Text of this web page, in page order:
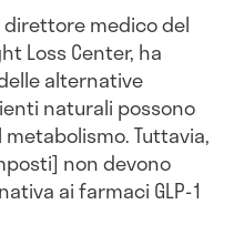
direttore medico del
Loss Center, ha
alternative
naturali possono
Tuttavia,
non devono
ai farmaci GLP-1